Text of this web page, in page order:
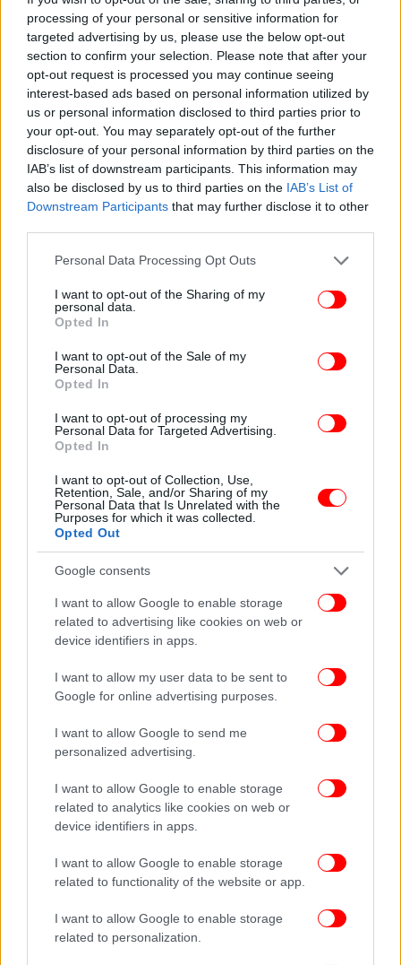
processing of your personal or sensitive information for
targeted advertising by us, please use the below opt-out
section to confirm your selection. Please note that after your
opt-out request is processed you may continue seeing
interest-based ads based on personal information utilized by
us or personal information disclosed to third parties prior to
your opt-out. You may separately opt-out of the further
disclosure of your personal information by third parties on the
IAB’s list of downstream participants. This information may
also be disclosed by us to third parties on the IAB’s List of
Downstream Participants that may further disclose it to other
Please note that this website/app uses one or more Google
not limited to your visit or usage behaviour. You may click to
grant or deny consent to Google and its third-party tags to
use your data for below specified purposes in below Google
consent section.
Personal Data Processing Opt Outs
I want to opt-out of the Sharing of my
personal data.
Opted In
I want to opt-out of the Sale of my
Personal Data.
Opted In
I want to opt-out of processing my
Personal Data for Targeted Advertising.
Opted In
I want to opt-out of Collection, Use,
Retention, Sale, and/or Sharing of my
Personal Data that Is Unrelated with the
Purposes for which it was collected.
Opted Out
Google consents
I want to allow Google to enable storage
related to advertising like cookies on web or
device identifiers in apps.
I want to allow my user data to be sent to
Google for online advertising purposes.
I want to allow Google to send me
personalized advertising.
I want to allow Google to enable storage
related to analytics like cookies on web or
device identifiers in apps.
I want to allow Google to enable storage
related to functionality of the website or app.
I want to allow Google to enable storage
related to personalization.
ακολούθησαν αυτά του προφήτη Μωάμεθ τα οποία
είχαν δημοσιευθεί στη Δανία το 2005, ο Λαρς Βιλκς
ζούσε με σχεδόν μόνιμη αστυνομική φύλαξη,
εξαιτίας απειλών από ισλαμιστές.
Τη 14η Φεβρουαρίου 2015, νεαρός Δανός
παλαιστινιακής καταγωγής άνοιξε πυρ εν μέσω
εκδήλωσης για την ελευθερία της έκφρασης στην
Κοπεγχάγη, που οργανώθηκε μετά την πολυαίμακτη
επίθεση εναντίον της εβδομαδιαίας σατιρικής
εφημερίδας Charlie Hebdo στο Παρίσι.
που συνδιοργάνωνε η πρεσβεία της Γαλλίας, βγήκε
σώος και αβλαβής αφού τον απομάκρυναν οι
σωματοφύλακές του, αλλά Δανός σκηνοθέτης 55
ετών που βρισκόταν στο κοινό έπεσε νεκρός από τα